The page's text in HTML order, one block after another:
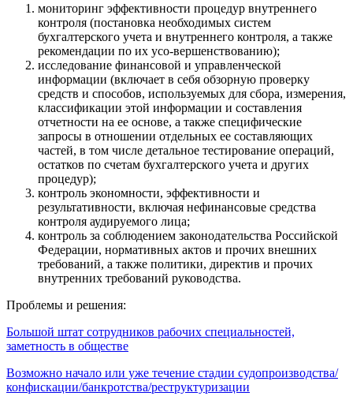
мониторинг эффективности процедур внутреннего
контроля (постановка необходимых систем
бухгалтерского учета и внутреннего контроля, а также
рекомендации по их усо-вершенствованию);
исследование финансовой и управленческой
информации (включает в себя обзорную проверку
средств и способов, используемых для сбора, измерения,
классификации этой информации и составления
отчетности на ее основе, а также специфические
запросы в отношении отдельных ее составляющих
частей, в том числе детальное тестирование операций,
остатков по счетам бухгалтерского учета и других
процедур);
контроль экономности, эффективности и
результативности, включая нефинансовые средства
контроля аудируемого лица;
контроль за соблюдением законодательства Российской
Федерации, нормативных актов и прочих внешних
требований, а также политики, директив и прочих
внутренних требований руководства.
Проблемы и решения:
Большой штат сотрудников рабочих специальностей,
заметность в обществе
Возможно начало или уже течение стадии судопроизводства/
конфискации/банкротства/реструктуризации